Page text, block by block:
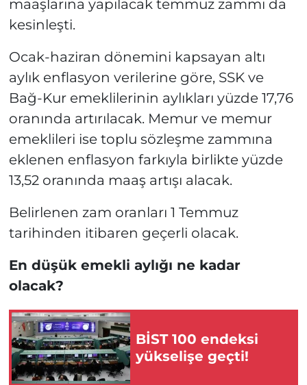
maaşlarına yapılacak temmuz zammı da
kesinleşti.
Ocak-haziran dönemini kapsayan altı
aylık enflasyon verilerine göre, SSK ve
Bağ-Kur emeklilerinin aylıkları yüzde 17,76
oranında artırılacak. Memur ve memur
emeklileri ise toplu sözleşme zammına
eklenen enflasyon farkıyla birlikte yüzde
13,52 oranında maaş artışı alacak.
Belirlenen zam oranları 1 Temmuz
tarihinden itibaren geçerli olacak.
En düşük emekli aylığı ne kadar
olacak?
BİST 100 endeksi
yükselişe geçti!